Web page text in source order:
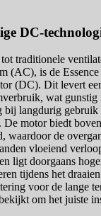
DC-
traditionele
(AC), is de Essence
(DC). Dit levert
wat gunstig
bij langdurig gebruik
De motor biedt
waardoor de
vloeiend
ligt doorgaans
tijdens het
voor de lange
om het juiste